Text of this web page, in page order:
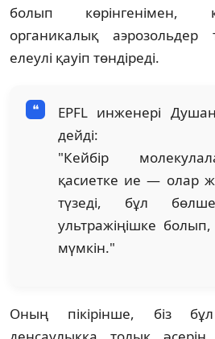
болып көрінгенімен,
органикалық аэрозольдер
елеулі қауіп төндіреді.
EPFL инженері
дейді:
"Кейбір
қасиетке ие — олар
түзеді, бұл
ультражіңішке
мүмкін."
Оның пікірінше, біз